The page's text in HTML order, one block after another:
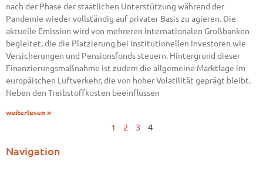
nach der Phase der staatlichen Unterstützung während der
Pandemie wieder vollständig auf privater Basis zu agieren. Die
aktuelle Emission wird von mehreren internationalen Großbanken
begleitet, die die Platzierung bei institutionellen Investoren wie
Versicherungen und Pensionsfonds steuern. Hintergrund dieser
Finanzierungsmaßnahme ist zudem die allgemeine Marktlage im
europäischen Luftverkehr, die von hoher Volatilität geprägt bleibt.
Neben den Treibstoffkosten beeinflussen
weiterlesen »
1 2 3 4
Navigation